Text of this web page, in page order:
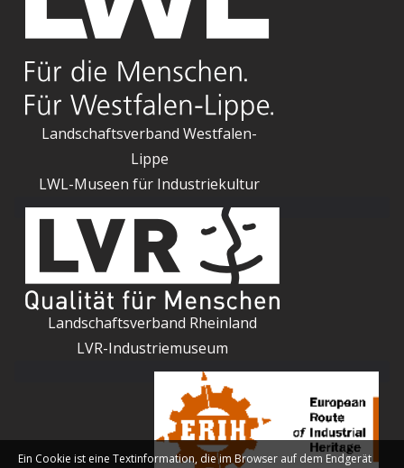
Landschaftsverband Westfalen-
Lippe
LWL-Museen für Industriekultur
Landschaftsverband Rheinland
LVR-Industriemuseum
Ein Cookie ist eine Textinformation, die im Browser auf dem Endgerät